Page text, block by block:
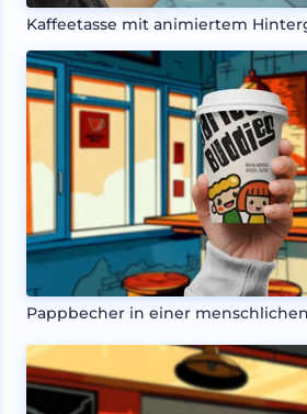
Kaffeetasse mit animiertem
Pappbecher in einer